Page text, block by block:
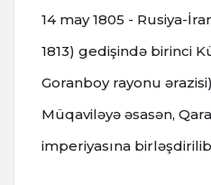
14 may 1805 - Rusiya-
1813) gedişində birinci
Goranboy rayonu
Müqaviləyə əsasən,
imperiyasına